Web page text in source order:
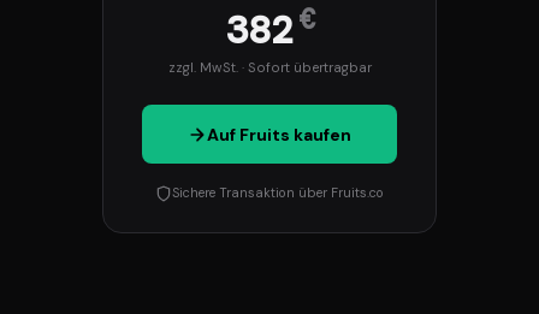
382€
zzgl. MwSt. · Sofort übertragbar
Auf Fruits kaufen
Sichere Transaktion über Fruits.co